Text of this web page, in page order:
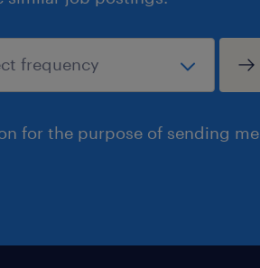
for the purpose of sending me